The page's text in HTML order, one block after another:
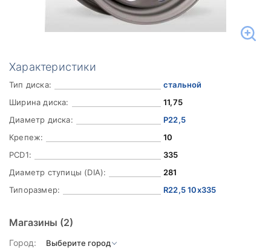
Характеристики
Тип диска:
стальной
Ширина диска:
11,75
Диаметр диска:
Р22,5
Крепеж:
10
PCD1:
335
Диаметр ступицы (DIA):
281
Типоразмер:
R22,5 10x335
Магазины (2)
Город: